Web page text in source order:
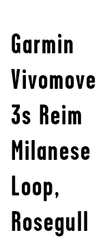
Garmin
Vivomove
3s Reim
Milanese
Loop,
Rosegull